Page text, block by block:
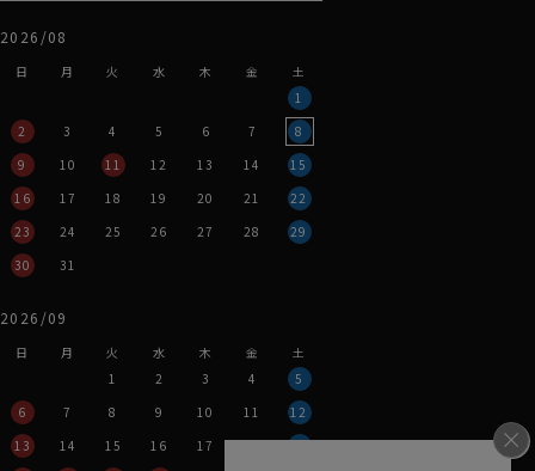
2026/08
日 月 火 水 木 金
土
1
2
3 4 5 6 7
8
9
10 11 12 13 14
15
16
17 18 19 20 21
22
23
24 25 26 27 28
29
30
31
2026/09
日 月 火 水 木 金
土
1
2 3 4
5
6
7 8 9 10 11
12
13
14 15 16 17 18
19